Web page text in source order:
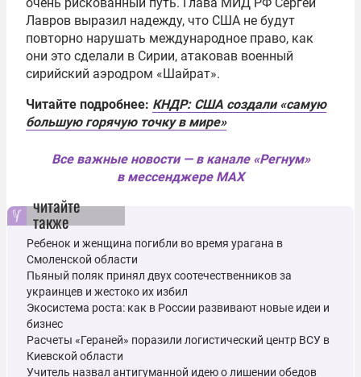
Лавров выразил надежду, что США не будут
повторно нарушать международное право, как
они это сделали в Сирии, атаковав военный
сирийский аэродром «Шайрат».
Читайте подробнее: КНДР: США создали «самую
большую горячую точку в мире»
Все важные новости — в канале «Регнум»
в мессенджере MAX
читайте
также
Ребенок и женщина погибли во время урагана в
Смоленской области
Пьяный поляк принял двух соотечественников за
украинцев и жестоко их избил
Экосистема роста: как в России развивают новые идеи и
бизнес
Расчеты «Гераней» поразили логистический центр ВСУ в
Киевской области
Учитель назвал антигуманной идею о лишении обедов